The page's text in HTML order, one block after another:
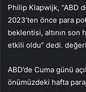
Philip Klapwijk, “ABD
2023’ten önce para
beklentisi, altının son
etkili oldu” dedi.
ABD’de Cuma günü
önümüzdeki hafta